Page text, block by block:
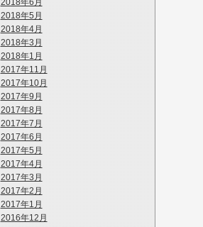
2018年6月
2018年5月
2018年4月
2018年3月
2018年1月
2017年11月
2017年10月
2017年9月
2017年8月
2017年7月
2017年6月
2017年5月
2017年4月
2017年3月
2017年2月
2017年1月
2016年12月